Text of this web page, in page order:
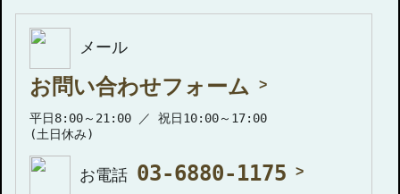
メール
お問い合わせフォーム
平日8:00～21:00 ／ 祝日10:00～17:00
(土日休み)
お電話 03-6880-1175